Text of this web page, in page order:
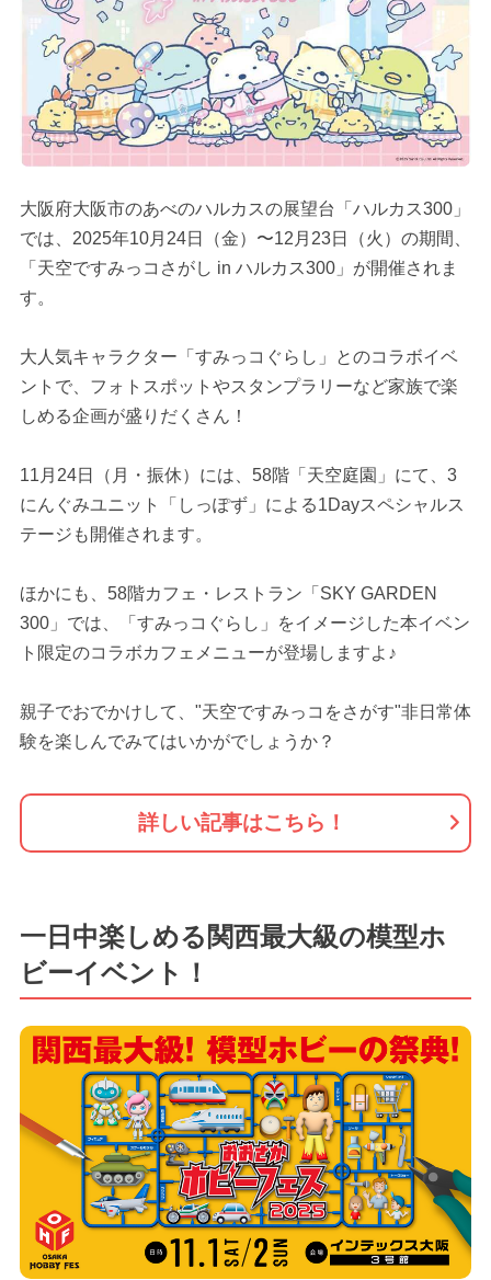
大阪府大阪市のあべのハルカスの展望台「ハルカス300」
では、2025年10月24日（金）〜12月23日（火）の期間、
「天空ですみっコさがし in ハルカス300」が開催されま
す。
大人気キャラクター「すみっコぐらし」とのコラボイベ
ントで、フォトスポットやスタンプラリーなど家族で楽
しめる企画が盛りだくさん！
11月24日（月・振休）には、58階「天空庭園」にて、3
にんぐみユニット「しっぽず」による1Dayスペシャルス
テージも開催されます。
ほかにも、58階カフェ・レストラン「SKY GARDEN
300」では、「すみっコぐらし」をイメージした本イベン
ト限定のコラボカフェメニューが登場しますよ♪
親子でおでかけして、"天空ですみっコをさがす"非日常体
験を楽しんでみてはいかがでしょうか？
詳しい記事はこちら！
一日中楽しめる関西最大級の模型ホ
ビーイベント！